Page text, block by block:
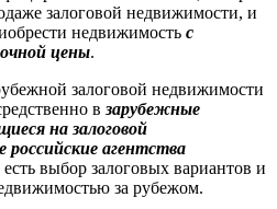
залоговой недвижимости, и
недвижимость с
цены.
залоговой недвижимости
в зарубежные
на залоговой
агентства
выбор залоговых вариантов и
за рубежом.